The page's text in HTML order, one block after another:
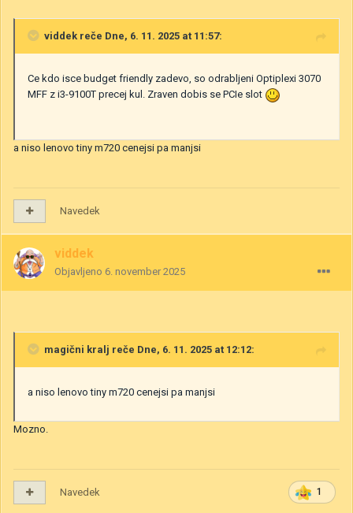
viddek reče Dne, 6. 11. 2025 at 11:57:
Ce kdo isce budget friendly zadevo, so odrabljeni Optiplexi 3070
MFF z i3-9100T precej kul. Zraven dobis se PCIe slot
a niso lenovo tiny m720 cenejsi pa manjsi
Navedek
viddek
Objavljeno 6. november 2025
magični kralj reče Dne, 6. 11. 2025 at 12:12:
a niso lenovo tiny m720 cenejsi pa manjsi
Mozno.
1
Navedek